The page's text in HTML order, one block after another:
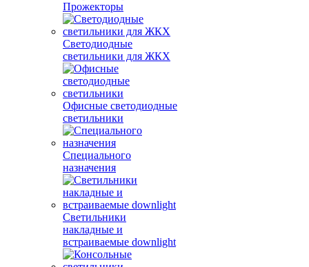
Прожекторы
Светодиодные
светильники для ЖКХ
Офисные светодиодные
светильники
Специального
назначения
Светильники
накладные и
встраиваемые downlight